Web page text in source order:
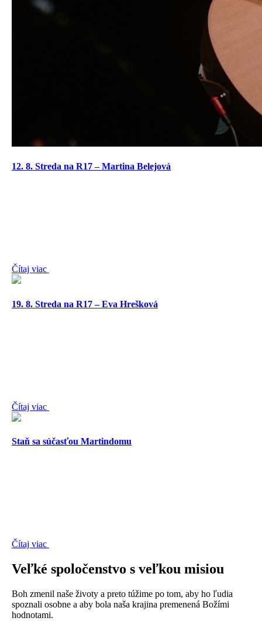
12. 8. Streda na R17 – Martina Belejová
Čítaj viac
19. 8. Streda na R17 – Eva Hrešková
Čítaj viac
Staň sa súčasťou Martindomu
Čítaj viac
Veľké spoločenstvo s veľkou misiou
Boh zmenil naše životy a preto túžime po tom, aby ho ľudia
spoznali osobne a aby bola naša krajina premenená Božími
hodnotami.